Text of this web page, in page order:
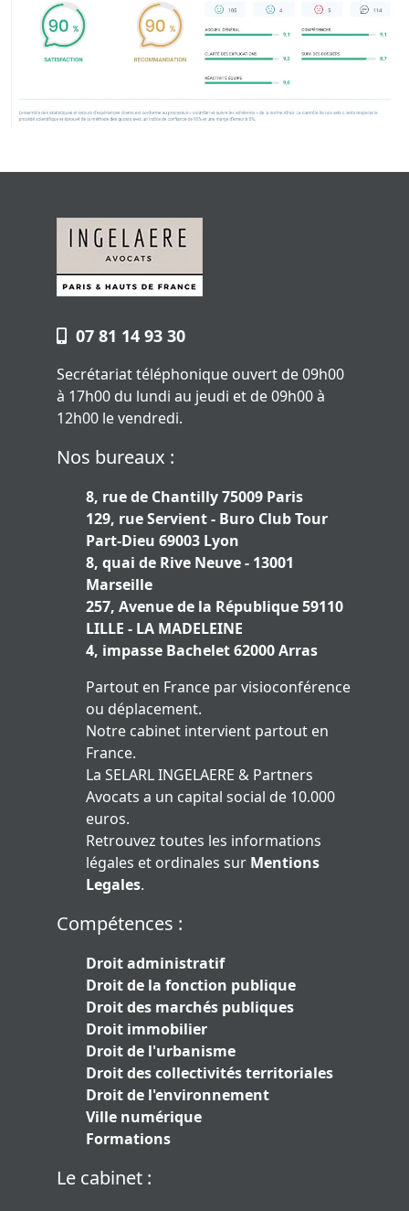
07 81 14 93 30
Secrétariat téléphonique ouvert de 09h00
à 17h00 du lundi au jeudi et de 09h00 à
12h00 le vendredi.
Nos bureaux :
8, rue de Chantilly 75009 Paris
129, rue Servient - Buro Club Tour
Part-Dieu 69003 Lyon
8, quai de Rive Neuve - 13001
Marseille
257, Avenue de la République 59110
LILLE - LA MADELEINE
4, impasse Bachelet 62000 Arras
Partout en France par visioconférence
ou déplacement.
Notre cabinet intervient partout en
France.
La SELARL INGELAERE & Partners
Avocats a un capital social de 10.000
euros.
Retrouvez toutes les informations
légales et ordinales sur Mentions
Legales.
Compétences :
Droit administratif
Droit de la fonction publique
Droit des marchés publiques
Droit immobilier
Droit de l'urbanisme
Droit des collectivités territoriales
Droit de l'environnement
Ville numérique
Formations
Le cabinet :